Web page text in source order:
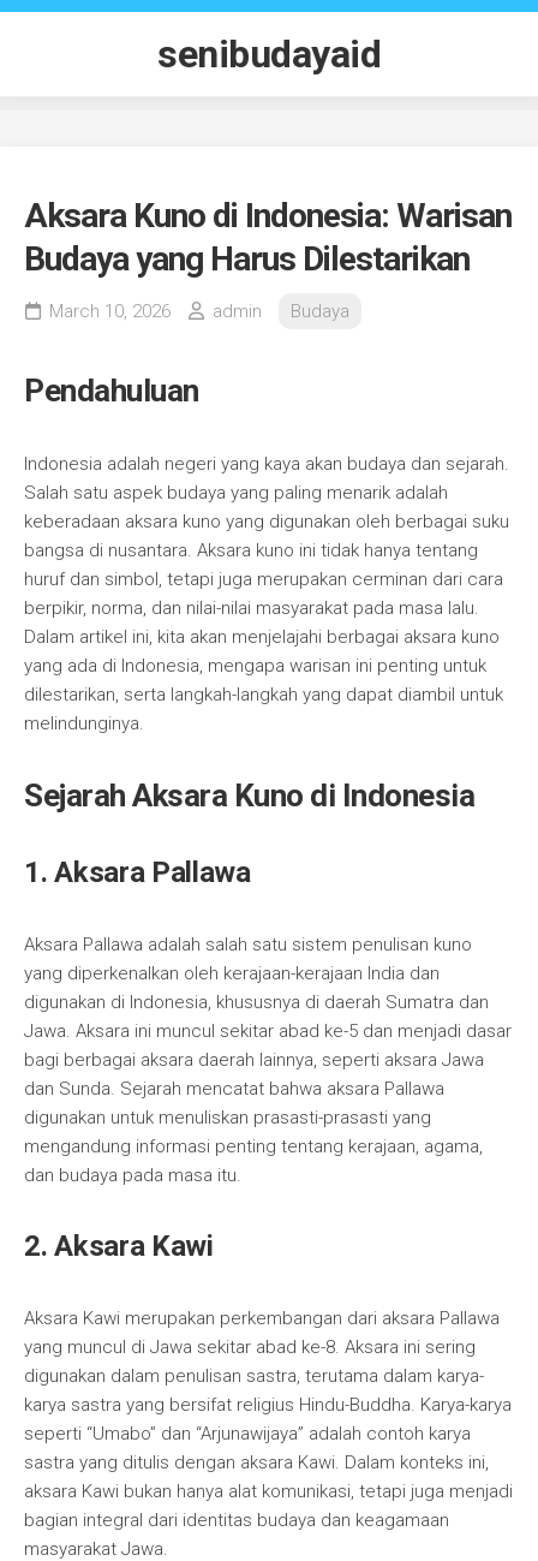
Skip
senibudayaid
Aksara Kuno di Indonesia: Warisan
Budaya yang Harus Dilestarikan
March 10, 2026 admin Budaya
Pendahuluan
Indonesia adalah negeri yang kaya akan budaya dan sejarah.
Salah satu aspek budaya yang paling menarik adalah
keberadaan aksara kuno yang digunakan oleh berbagai suku
bangsa di nusantara. Aksara kuno ini tidak hanya tentang
huruf dan simbol, tetapi juga merupakan cerminan dari cara
berpikir, norma, dan nilai-nilai masyarakat pada masa lalu.
Dalam artikel ini, kita akan menjelajahi berbagai aksara kuno
yang ada di Indonesia, mengapa warisan ini penting untuk
dilestarikan, serta langkah-langkah yang dapat diambil untuk
melindunginya.
Sejarah Aksara Kuno di Indonesia
1. Aksara Pallawa
Aksara Pallawa adalah salah satu sistem penulisan kuno
yang diperkenalkan oleh kerajaan-kerajaan India dan
digunakan di Indonesia, khususnya di daerah Sumatra dan
Jawa. Aksara ini muncul sekitar abad ke-5 dan menjadi dasar
bagi berbagai aksara daerah lainnya, seperti aksara Jawa
dan Sunda. Sejarah mencatat bahwa aksara Pallawa
digunakan untuk menuliskan prasasti-prasasti yang
mengandung informasi penting tentang kerajaan, agama,
dan budaya pada masa itu.
2. Aksara Kawi
Aksara Kawi merupakan perkembangan dari aksara Pallawa
yang muncul di Jawa sekitar abad ke-8. Aksara ini sering
digunakan dalam penulisan sastra, terutama dalam karya-
karya sastra yang bersifat religius Hindu-Buddha. Karya-karya
seperti “Umabo” dan “Arjunawijaya” adalah contoh karya
sastra yang ditulis dengan aksara Kawi. Dalam konteks ini,
aksara Kawi bukan hanya alat komunikasi, tetapi juga menjadi
bagian integral dari identitas budaya dan keagamaan
masyarakat Jawa.